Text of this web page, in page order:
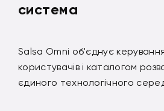
система
Salsa Omni об'єднує
користувачів і каталогом
єдиного технологічного